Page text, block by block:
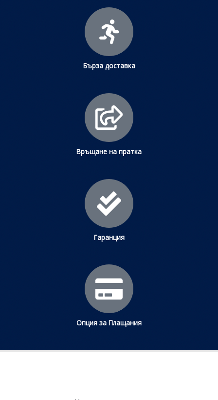
Бърза доставка
Връщане на пратка
Гаранция
Опция за Плащания